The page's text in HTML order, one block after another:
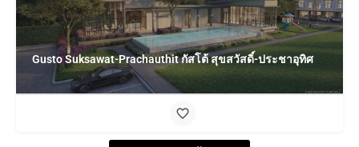
Gusto Suksawat-Prachauthit กัสโต้ สุขสวัสดิ์-ประชาอุทิศ